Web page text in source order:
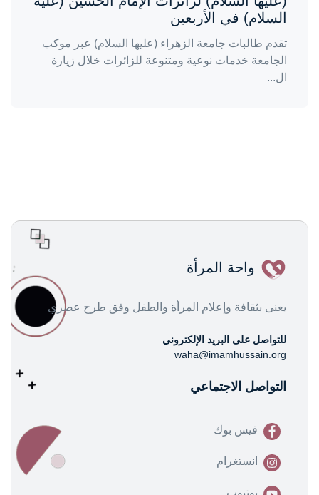
السلام) في الأربعين
تقدم طالبات جامعة الزهراء (عليها السلام) عبر موكب
الجامعة خدمات نوعية ومتنوعة للزائرات خلال زيارة
ال...
واحة المرأة
يعنى بثقافة وإعلام المرأة والطفل وفق طرح عصري
للتواصل على البريد الإلكتروني
waha@imamhussain.org
التواصل الاجتماعي
فيس بوك
انستغرام
يوتيوب